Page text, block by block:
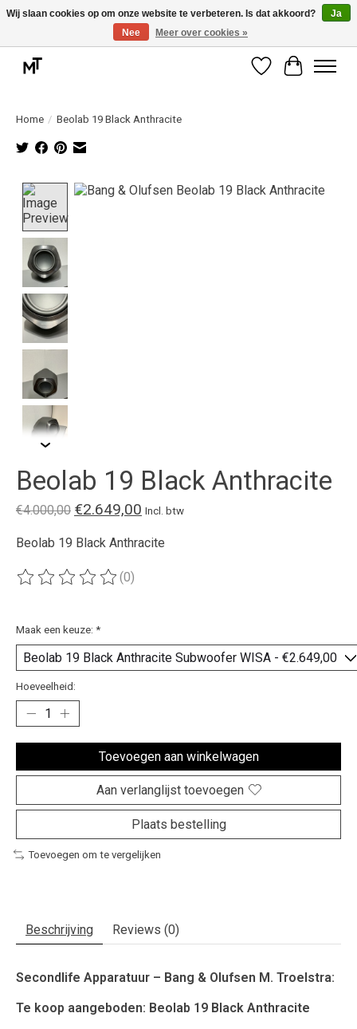
Deskundige installatie of montage nodig? Vraag ons naar de mogelijkheden.
Verlanglijst
Home / Beolab 19 Black Anthracite
Product image slideshow Items
Beolab 19 Black Anthracite
€4.000,00 €2.649,00 Incl. btw
Beolab 19 Black Anthracite
De beoordeling van dit product is
(0)
Maak een keuze: *
Hoeveelheid:
Toevoegen aan winkelwagen
Aan verlanglijst toevoegen
Plaats bestelling
Toevoegen om te vergelijken
Beschrijving Reviews (0)
Secondlife Apparatuur – Bang & Olufsen M. Troelstra:
Te koop aangeboden: Beolab 19 Black Anthracite
Wij slaan cookies op om onze website te verbeteren. Is dat akkoord?
Ja
Nee
Meer over cookies »